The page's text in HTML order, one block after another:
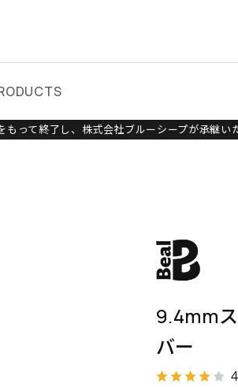
って終了し、株式会社ブルーシープが承継いた
9.4mm
バー